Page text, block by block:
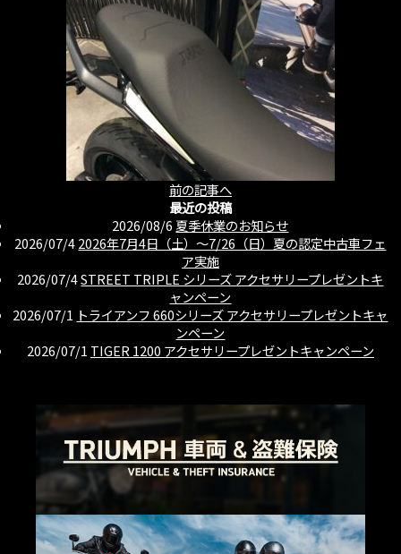
前の記事へ
最近の投稿
2026/08/6 夏季休業のお知らせ
2026/07/42026年7月4日（土）〜7/26（日）夏の認定中古車フェ
ア実施
2026/07/4STREET TRIPLE シリーズ アクセサリープレゼントキ
ャンペーン
2026/07/1 トライアンフ 660シリーズ アクセサリープレゼントキャ
ンペーン
2026/07/1 TIGER 1200 アクセサリープレゼントキャンペーン